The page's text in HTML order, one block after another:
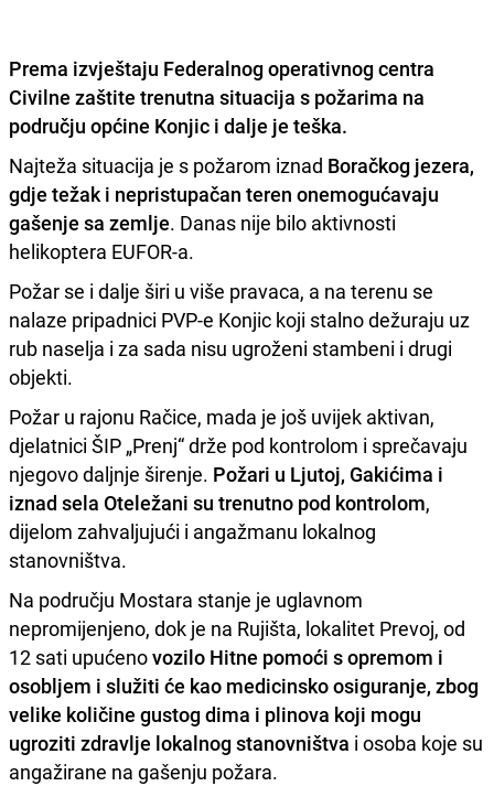
Prema izvještaju Federalnog operativnog centra
Civilne zaštite trenutna situacija s požarima na
području općine Konjic i dalje je teška.
Najteža situacija je s požarom iznad Boračkog jezera,
gdje težak i nepristupačan teren onemogućavaju
gašenje sa zemlje. Danas nije bilo aktivnosti
helikoptera EUFOR-a.
Požar se i dalje širi u više pravaca, a na terenu se
nalaze pripadnici PVP-e Konjic koji stalno dežuraju uz
rub naselja i za sada nisu ugroženi stambeni i drugi
objekti.
Požar u rajonu Račice, mada je još uvijek aktivan,
djelatnici ŠIP „Prenj“ drže pod kontrolom i sprečavaju
njegovo daljnje širenje. Požari u Ljutoj, Gakićima i
iznad sela Oteležani su trenutno pod kontrolom,
dijelom zahvaljujući i angažmanu lokalnog
stanovništva.
Na području Mostara stanje je uglavnom
nepromijenjeno, dok je na Rujišta, lokalitet Prevoj, od
12 sati upućenovozilo Hitne pomoći s opremom i
osobljem i služiti će kao medicinsko osiguranje, zbog
velike količine gustog dima i plinova koji mogu
ugroziti zdravlje lokalnog stanovništva i osoba koje su
angažirane na gašenju požara.